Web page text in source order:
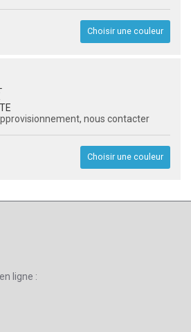
Choisir une couleur
nous contacter
Choisir une couleur
ligne :